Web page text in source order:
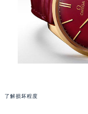
了解损坏程度